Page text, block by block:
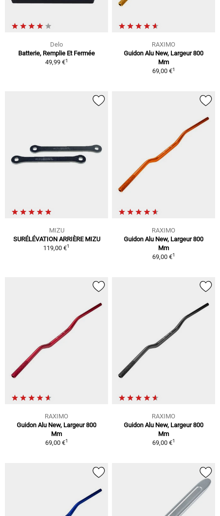
Delo
Batterie, Remplie Et Fermée
49,99 €1
RAXIMO
Guidon Alu New, Largeur 800
Mm
69,00 €1
MIZU
SURÉLÉVATION ARRIÈRE MIZU
119,00 €1
RAXIMO
Guidon Alu New, Largeur 800
Mm
69,00 €1
RAXIMO
Guidon Alu New, Largeur 800
Mm
69,00 €1
RAXIMO
Guidon Alu New, Largeur 800
Mm
69,00 €1